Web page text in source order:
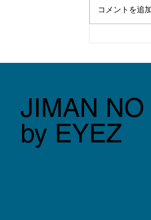
店舗販売開
コメントを追
JIMAN
by EYEZ​